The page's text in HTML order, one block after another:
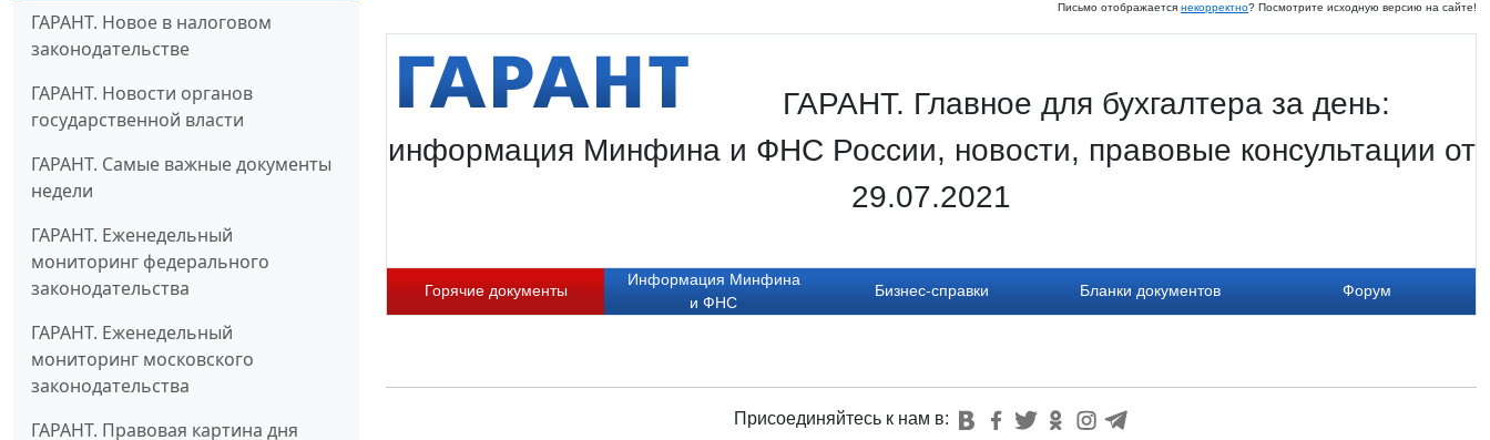
ГАРАНТ. Новое в налоговом
законодательстве
ГАРАНТ. Новости органов
государственной власти
ГАРАНТ. Самые важные документы
недели
ГАРАНТ. Еженедельный
мониторинг федерального
законодательства
ГАРАНТ. Еженедельный
мониторинг московского
законодательства
ГАРАНТ. Правовая картина дня
Письмо отображается некорректно? Посмотрите исходную версию на сайте!
ГАРАНТ. Главное для бухгалтера за день:
информация Минфина и ФНС России, новости, правовые консультации от
29.07.2021
Горячие документы
Информация Минфина
и ФНС
Бизнес-справки Бланки документов Форум
Присоединяйтесь к нам в: